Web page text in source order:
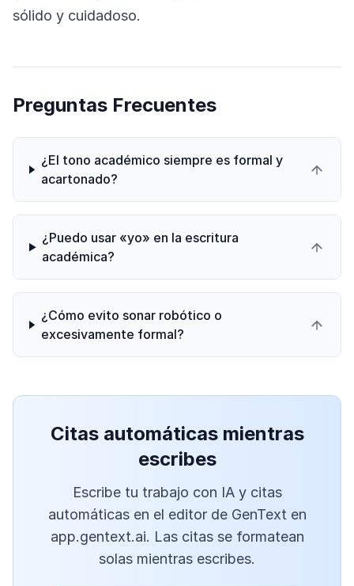
sólido y cuidadoso.
Preguntas Frecuentes
¿El tono académico siempre es formal y
acartonado?
¿Puedo usar «yo» en la escritura
académica?
¿Cómo evito sonar robótico o
excesivamente formal?
Citas automáticas mientras
escribes
Escribe tu trabajo con IA y citas
automáticas en el editor de GenText en
app.gentext.ai. Las citas se formatean
solas mientras escribes.